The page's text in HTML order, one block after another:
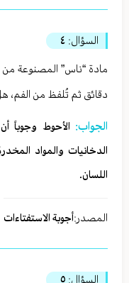
السؤال: ٤
مادة “ناس” المصنوعة من
دقائق ثم تُلفظ من الفم،
الجواب: الأحوط وجوباً
الدخانیات والمواد
اللسان.
المصدر:أجوبة الاستفتاءات
السؤال: ٥